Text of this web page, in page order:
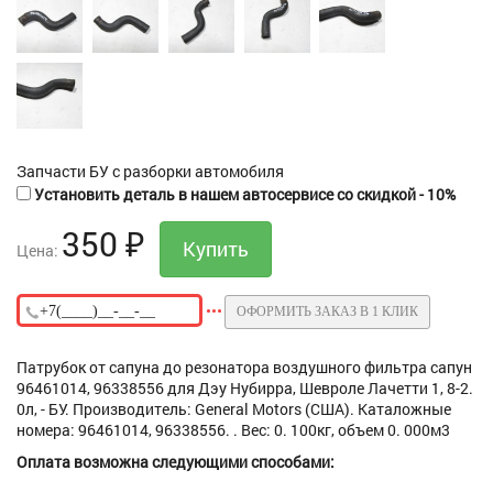
Запчасти БУ с разборки автомобиля
Установить деталь в нашем автосервисе со скидкой - 10%
Цена: 350 ₽
ОФОРМИТЬ ЗАКАЗ В 1 КЛИК
Патрубок от сапуна до резонатора воздушного фильтра сапун
96461014, 96338556 для Дэу Нубирра, Шевроле Лачетти 1, 8-2.
0л, - БУ. Производитель: General Motors (США). Каталожные
номера: 96461014, 96338556. . Вес: 0. 100кг, объем 0. 000м3
Оплата возможна следующими способами: